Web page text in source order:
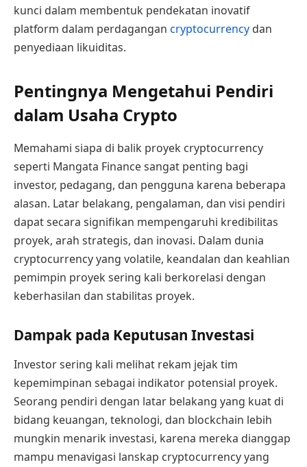
kunci dalam membentuk pendekatan inovatif
platform dalam perdagangan cryptocurrency dan
penyediaan likuiditas.
Pentingnya Mengetahui Pendiri
dalam Usaha Crypto
Memahami siapa di balik proyek cryptocurrency
seperti Mangata Finance sangat penting bagi
investor, pedagang, dan pengguna karena beberapa
alasan. Latar belakang, pengalaman, dan visi pendiri
dapat secara signifikan mempengaruhi kredibilitas
proyek, arah strategis, dan inovasi. Dalam dunia
cryptocurrency yang volatile, keandalan dan keahlian
pemimpin proyek sering kali berkorelasi dengan
keberhasilan dan stabilitas proyek.
Dampak pada Keputusan Investasi
Investor sering kali melihat rekam jejak tim
kepemimpinan sebagai indikator potensial proyek.
Seorang pendiri dengan latar belakang yang kuat di
bidang keuangan, teknologi, dan blockchain lebih
mungkin menarik investasi, karena mereka dianggap
mampu menavigasi lanskap cryptocurrency yang